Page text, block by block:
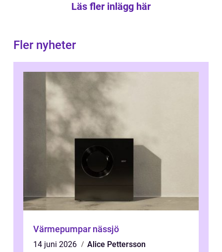
Läs fler inlägg här
Fler nyheter
Värmepumpar nässjö
14 juni 2026
Alice Pettersson